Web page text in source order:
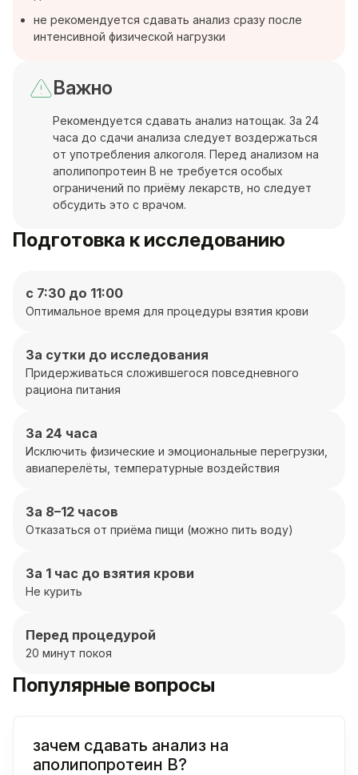
не рекомендуется сдавать анализ сразу после
интенсивной физической нагрузки
Важно
Рекомендуется сдавать анализ натощак. За 24
часа до сдачи анализа следует воздержаться
от употребления алкоголя. Перед анализом на
аполипопротеин В не требуется особых
ограничений по приёму лекарств, но следует
обсудить это с врачом.
Подготовка к исследованию
с 7:30 до 11:00
Оптимальное время для процедуры взятия крови
За сутки до исследования
Придерживаться сложившегося повседневного
рациона питания
За 24 часа
Исключить физические и эмоциональные перегрузки,
авиаперелёты, температурные воздействия
За 8–12 часов
Отказаться от приёма пищи (можно пить воду)
За 1 час до взятия крови
Не курить
Перед процедурой
20 минут покоя
Популярные вопросы
зачем сдавать анализ на
аполипопротеин В?